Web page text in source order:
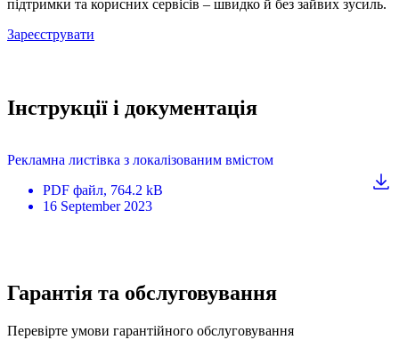
підтримки та корисних сервісів – швидко й без зайвих зусиль.
Зареєструвати
Інструкції і документація
Рекламна листівка з локалізованим вмістом
PDF файл, 764.2 kB
16 September 2023
Гарантія та обслуговування
Перевірте умови гарантійного обслуговування